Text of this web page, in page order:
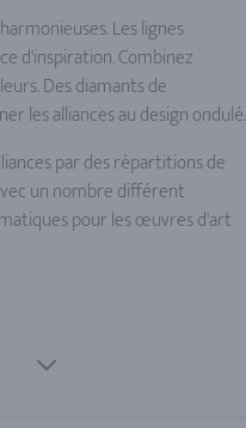
Les lignes
d'inspiration. Combinez
Des diamants de
les alliances au design ondulé.
par des répartitions de
un nombre différent
pour les œuvres d'art